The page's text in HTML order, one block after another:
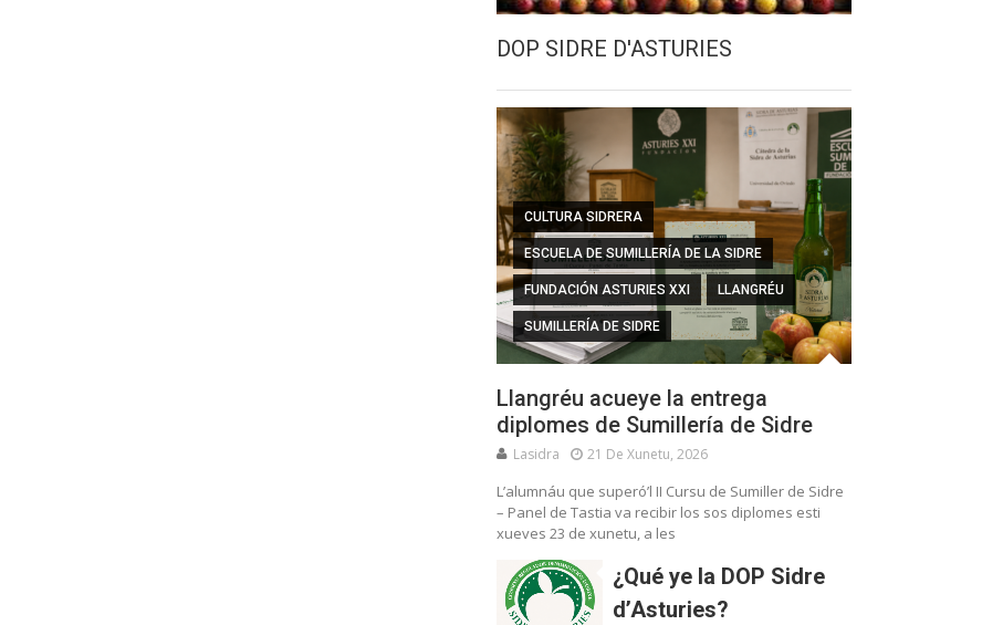
DOP SIDRE D'ASTURIES
CULTURA SIDRERA
ESCUELA DE SUMILLERÍA DE LA SIDRE
FUNDACIÓN ASTURIES XXI LLANGRÉU
SUMILLERÍA DE SIDRE
Llangréu acueye la entrega
diplomes de Sumillería de Sidre
Lasidra 21 De Xunetu, 2026
L’alumnáu que superó’l II Cursu de Sumiller de Sidre
– Panel de Tastia va recibir los sos diplomes esti
xueves 23 de xunetu, a les
¿Qué ye la DOP Sidre
d’Asturies?